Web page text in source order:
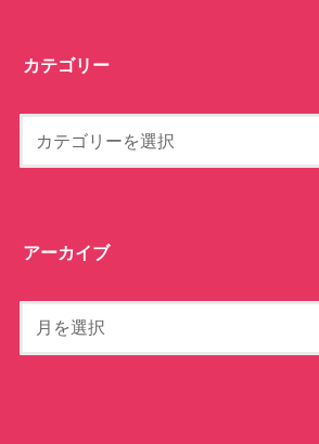
カテゴリー
アーカイブ